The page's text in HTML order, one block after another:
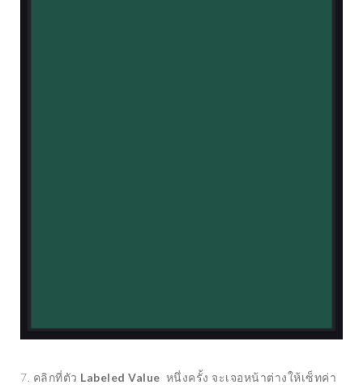
7. คลิกที่ตัว Labeled Value หนึ่งครั้ง จะเจอหน้าต่างให้เซ็ทค่า